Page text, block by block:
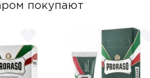
покупают